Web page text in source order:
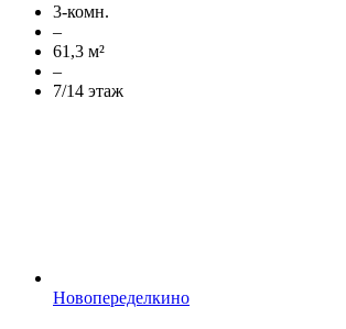
3-комн.
–
61,3 м²
–
7/14 этаж
Новопеределкино